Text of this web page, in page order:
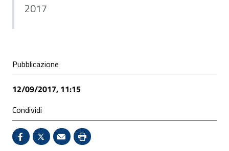
2017
Condivisione social
Pubblicazione
12/09/2017, 11:15
Condividi
Condividi su Facebook - Sito esterno - Apertura in
X - Sito esterno - Apertura in nuova finestra
Invio Mail: apre il programma di posta
Stampa pagina: scelta meno